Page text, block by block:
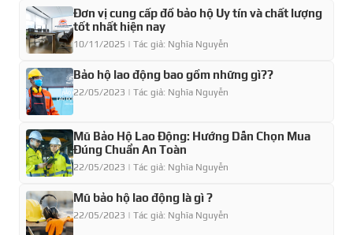
✅ Hỗ trợ cứu nạn từ xa bằng cách ném hoặc kéo dây
✅ Tăng thời gian chờ lực lượng cứu hộ
Ứng dụng phổ biến:
Tàu thuyền – cano – du lịch biển
Ngư dân – đánh bắt thủy sản
Hồ bơi – khu vui chơi nước – resort
Trường học – dã ngoại – team building
Trang bị PCCC – cứu hộ chuyên nghiệp
Đơn vị cung cấp đồ bảo hộ Uy tín và chất lượng
tốt nhất hiện nay
10/11/2025 | Tác giả: Nghĩa Nguyễn
Bảo hộ lao động bao gồm những gì??
22/05/2023 | Tác giả: Nghĩa Nguyễn
Mũ Bảo Hộ Lao Động: Hướng Dẫn Chọn Mua
Đúng Chuẩn An Toàn
22/05/2023 | Tác giả: Nghĩa Nguyễn
Mũ bảo hộ lao động là gì ?
22/05/2023 | Tác giả: Nghĩa Nguyễn